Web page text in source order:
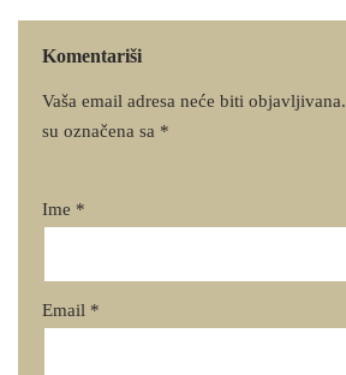
Komentariši
Vaša email adresa neće biti objavljivana.
su označena sa *
Ime *
Email *